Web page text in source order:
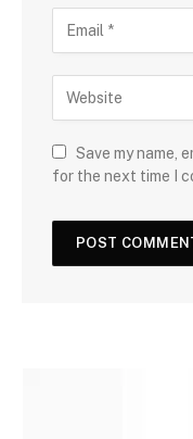
Save my name,
for the next time I